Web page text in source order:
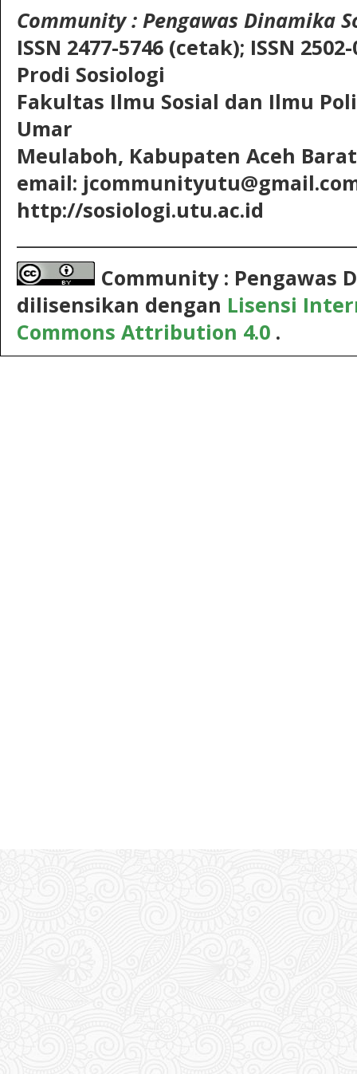
Community: Pengawas Dinamika
ISSN 2477-5746 (cetak); ISSN
Prodi Sosiologi
Fakultas Ilmu Sosial dan Ilmu
Umar
Meulaboh, Kabupaten Aceh
email:
http://sosiologi.utu.ac.id
Community : Pengawas
dilisensikan dengan Lisensi
Commons Attribution 4.0 .